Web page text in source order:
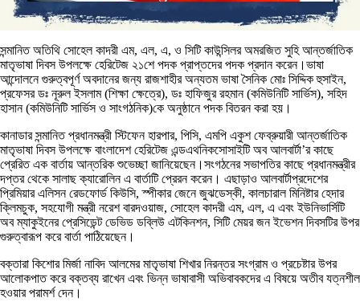
সন্মানিত অতিথি সোহেল কাদরী এম, এল, এ, ও সিটি কাউন্সিলর অমরজিত সুহি আন্তর্জাতিক
মাতৃভাষা দিবস উপলক্ষে হেরিটেজ ২১শে পদক প্রাপ্তদের পদক প্রদান করেন।ভাষা
আন্দোলনে গুরুত্বপূর্ণ অবদানের জন্য রাজশাহীর অন্যতম ভাষা সৈনিক মোঃ সিদ্দিক হুসাইন,
প্রফেসর ডঃ নূরুল ইসলাম (শিক্ষা ক্ষেত্রে), ডঃ হাফিজুর রহমান (কমিউনিটি সার্ভিস), সহিদ
হাসান (কমিউনিটি সার্ভিস ও সাংগঠনিক)কে অনুষ্ঠানে পদক বিতরন করা হয়।
কানাডার সন্মানিত প্রধানমন্ত্রী স্টিফেন হারপার, পিসি, এমপি একুশ ফেব্রুয়ারী আন্তর্জাতিক
মাতৃভাষা দিবস উপলক্ষে বাংলাদেশ হেরিটেজ এন্ডএথনিকসোসাইটি অব আলবার্টা’র কাছে
প্রেরিত এক বার্তায় আন্তরিক শুভেচ্ছা জানিয়েছেন।সংগঠনের সভাপতির কাছে প্রধানমন্ত্রীর
দপ্তর থেকে সালাছ ক্যারোলিন এ বার্তাটি প্রেরন করেন। এছাড়াও আলবার্টাপ্রদেশের
প্রিমিয়ার এলিসন রেডফোর্ড কিউসি, স্পীকার জেনে জুঝডেস্কী, কালচারাল মিনিষ্টার হেদার
ক্লিমচুক, সহযোগী মন্ত্রী নরেশ বারদওয়াজ, সোহেল কাদরী এম, এল, এ এবং ইউনিভার্সিটি
অব ম্যাকুইনের প্রেসিডেন্ট ডেভিড ডব্লিউ এটকিনশন, সিটি মেয়র জন ইভেশন দিবসটির উপর
গুরুত্বারূপ করে বার্তা পাঠিয়েছেন।
বক্তারা কিশোর মির্জা নাবিদ আলমের মাতৃভাষা শিখার নিরন্তর সংগ্রাম ও প্রচেষ্টার উপর
আলোকপাত করে বক্তব্য রাখেন এবং ভিন্ন ভাষাবাসী অভিবাবকদের এ বিষয়ে অতীব যত্নশীল
হওয়ার পরামর্শ দেন।